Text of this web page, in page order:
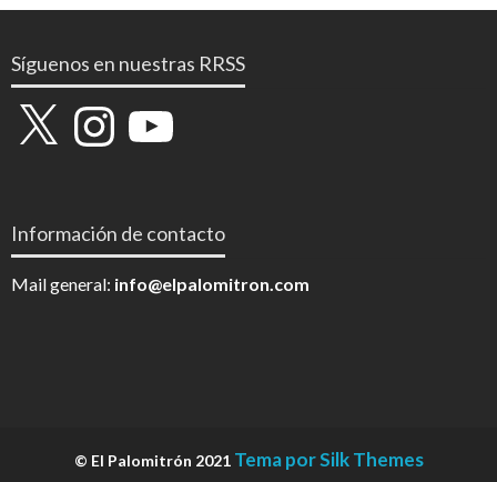
Síguenos en nuestras RRSS
X InstagramYouTube
Información de contacto
Mail general: info@elpalomitron.com
© El Palomitrón 2021 Tema por Silk Themes